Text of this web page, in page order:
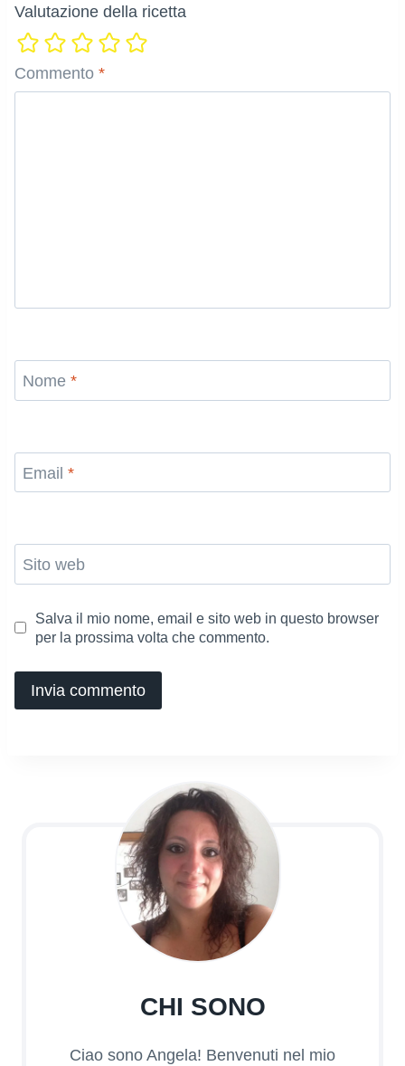
Valutazione della ricetta
Commento *
Nome *
Email *
Sito web
Salva il mio nome, email e sito web in questo browser
per la prossima volta che commento.
CHI SONO
Ciao sono Angela! Benvenuti nel mio